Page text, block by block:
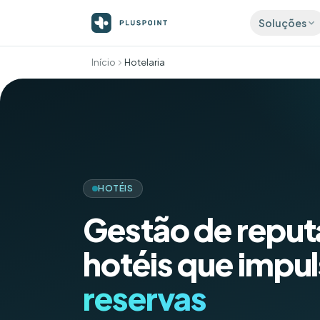
Soluções
Início Hotelaria
HOTÉIS
Gestão de
hotéis que
reservas